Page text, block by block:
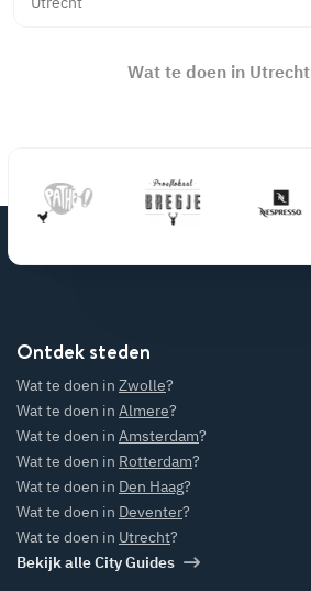
Wat te doen in Utrecht
Ontdek steden
Wat te doen in Zwolle?
Wat te doen in Almere?
Wat te doen in Amsterdam?
Wat te doen in Rotterdam?
Wat te doen in Den Haag?
Wat te doen in Deventer?
Wat te doen in Utrecht?
Bekijk alle City Guides